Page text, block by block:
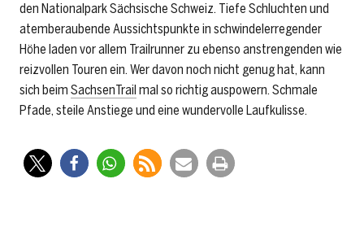
den Nationalpark Sächsische Schweiz. Tiefe Schluchten und
atemberaubende Aussichtspunkte in schwindelerregender
Höhe laden vor allem Trailrunner zu ebenso anstrengenden wie
reizvollen Touren ein. Wer davon noch nicht genug hat, kann
sich beim SachsenTrail mal so richtig auspowern. Schmale
Pfade, steile Anstiege und eine wundervolle Laufkulisse.